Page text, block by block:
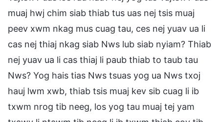
muaj hwj chim siab thiab tus uas nej tsis muaj
peev xwm nkag mus cuag tau, ces nej yuav ua li
cas nej thiaj nkag siab Nws lub siab nyiam? Thiab
nej yuav ua li cas thiaj li paub thiab to taub tau
Nws? Yog hais tias Nws tsuas yog ua Nws txoj
hauj lwm xwb, thiab tsis muaj kev sib cuag li ib
txwm nrog tib neeg, los yog tau muaj tej yam